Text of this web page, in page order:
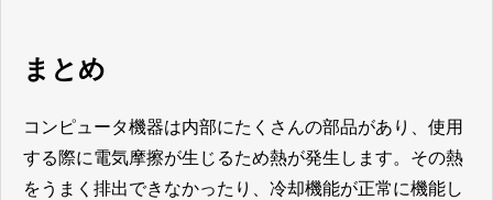
まとめ
コンピュータ機器は内部にたくさんの部品があり、使用
する際に電気摩擦が生じるため熱が発生します。その熱
をうまく排出できなかったり、冷却機能が正常に機能し